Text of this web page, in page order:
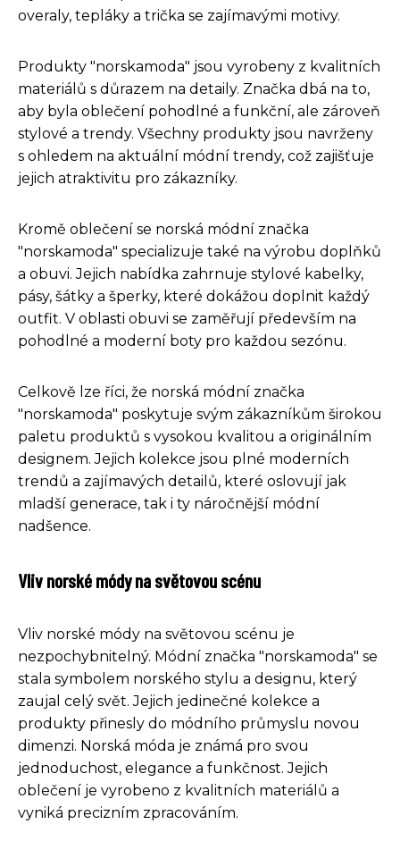
overaly, tepláky a trička se zajímavými motivy.
Produkty "norskamoda" jsou vyrobeny z kvalitních
materiálů s důrazem na detaily. Značka dbá na to,
aby byla oblečení pohodlné a funkční, ale zároveň
stylové a trendy. Všechny produkty jsou navrženy
s ohledem na aktuální módní trendy, což zajišťuje
jejich atraktivitu pro zákazníky.
Kromě oblečení se norská módní značka
"norskamoda" specializuje také na výrobu doplňků
a obuvi. Jejich nabídka zahrnuje stylové kabelky,
pásy, šátky a šperky, které dokážou doplnit každý
outfit. V oblasti obuvi se zaměřují především na
pohodlné a moderní boty pro každou sezónu.
Celkově lze říci, že norská módní značka
"norskamoda" poskytuje svým zákazníkům širokou
paletu produktů s vysokou kvalitou a originálním
designem. Jejich kolekce jsou plné moderních
trendů a zajímavých detailů, které oslovují jak
mladší generace, tak i ty náročnější módní
nadšence.
Vliv norské módy na světovou scénu
Vliv norské módy na světovou scénu je
nezpochybnitelný. Módní značka "norskamoda" se
stala symbolem norského stylu a designu, který
zaujal celý svět. Jejich jedinečné kolekce a
produkty přinesly do módního průmyslu novou
dimenzi. Norská móda je známá pro svou
jednoduchost, elegance a funkčnost. Jejich
oblečení je vyrobeno z kvalitních materiálů a
vyniká precizním zpracováním.